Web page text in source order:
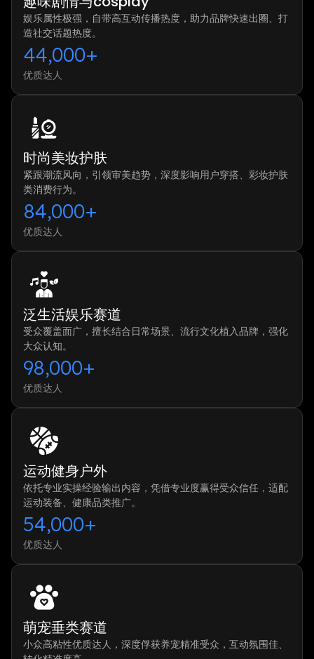
娱乐属性极强，自带高互动传播热度，助力品牌快速出圈、打
造社交话题热度。
44,000+
优质达人
时尚美妆护肤
紧跟潮流风向，引领审美趋势，深度影响用户穿搭、彩妆护肤
类消费行为。
84,000+
优质达人
泛生活娱乐赛道
受众覆盖面广，擅长结合日常场景、流行文化植入品牌，强化
大众认知。
98,000+
优质达人
运动健身户外
依托专业实操经验输出内容，凭借专业度赢得受众信任，适配
运动装备、健康品类推广。
54,000+
优质达人
萌宠垂类赛道
小众高粘性优质达人，深度俘获养宠精准受众，互动氛围佳、